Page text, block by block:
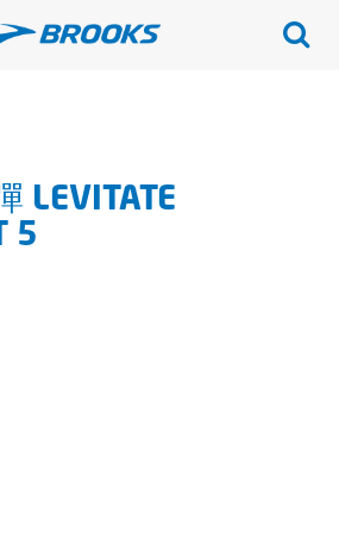
LEVITATE
5